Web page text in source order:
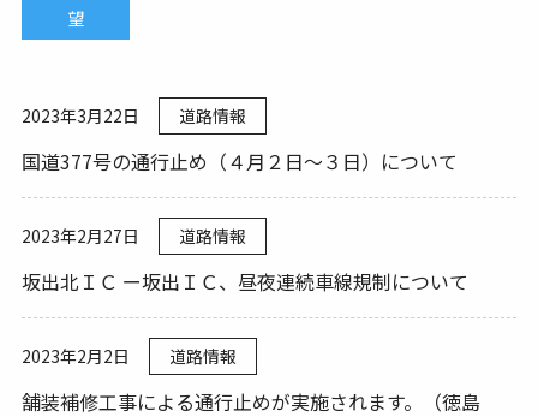
望
2023年3月22日 道路情報
国道377号の通行止め（４月２日～３日）について
2023年2月27日 道路情報
坂出北ＩＣ ー坂出ＩＣ、昼夜連続車線規制について
2023年2月2日 道路情報
舗装補修工事による通行止めが実施されます。（徳島